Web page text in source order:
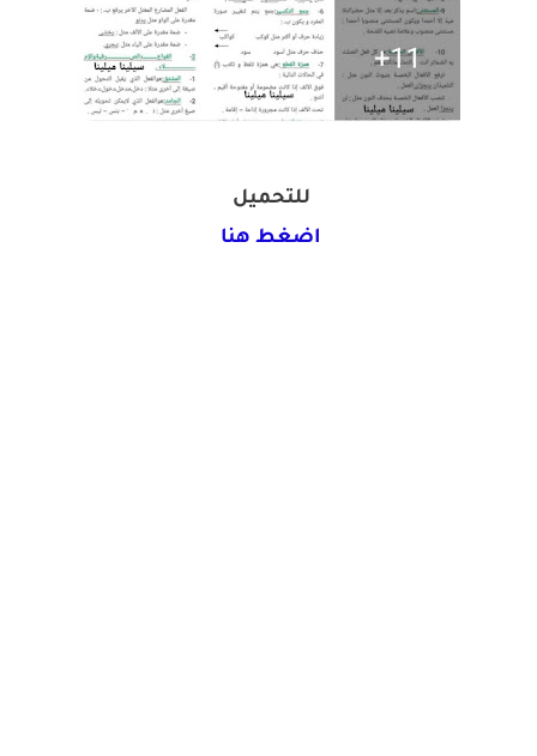
للتحميل
اضغط هنا